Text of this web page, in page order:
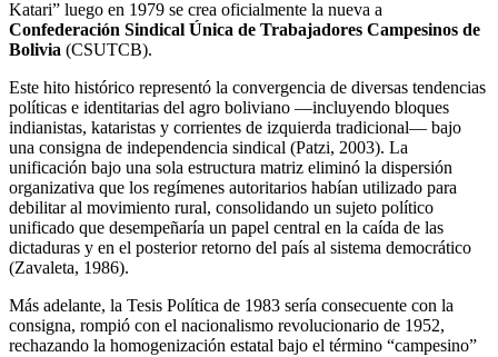
Katari” luego en 1979 se crea oficialmente la nueva a
Confederación Sindical Única de Trabajadores Campesinos de
Bolivia (CSUTCB).
Este hito histórico representó la convergencia de diversas tendencias
políticas e identitarias del agro boliviano —incluyendo bloques
indianistas, kataristas y corrientes de izquierda tradicional— bajo
una consigna de independencia sindical (Patzi, 2003). La
unificación bajo una sola estructura matriz eliminó la dispersión
organizativa que los regímenes autoritarios habían utilizado para
debilitar al movimiento rural, consolidando un sujeto político
unificado que desempeñaría un papel central en la caída de las
dictaduras y en el posterior retorno del país al sistema democrático
(Zavaleta, 1986).
Más adelante, la Tesis Política de 1983 sería consecuente con la
consigna, rompió con el nacionalismo revolucionario de 1952,
rechazando la homogenización estatal bajo el término “campesino”